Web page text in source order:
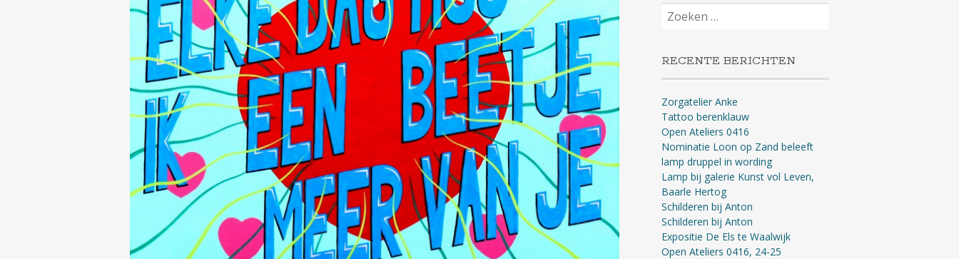
naar:
RECENTE BERICHTEN
Zorgatelier Anke
Tattoo berenklauw
Open Ateliers 0416
Nominatie Loon op Zand beleeft
lamp druppel in wording
Lamp bij galerie Kunst vol Leven,
Baarle Hertog
Schilderen bij Anton
Schilderen bij Anton
Expositie De Els te Waalwijk
Open Ateliers 0416, 24-25